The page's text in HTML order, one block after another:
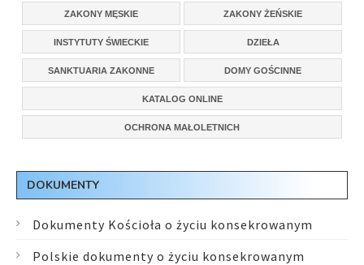
ZAKONY MĘSKIE ZAKONY ŻEŃSKIE
INSTYTUTY ŚWIECKIE DZIEŁA
SANKTUARIA ZAKONNE DOMY GOŚCINNE
KATALOG ONLINE
OCHRONA MAŁOLETNICH
DOKUMENTY
Dokumenty Kościoła o życiu konsekrowanym
Polskie dokumenty o życiu konsekrowanym